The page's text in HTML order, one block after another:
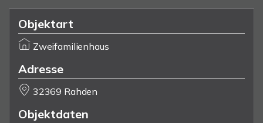
Objektart
Zweifamilienhaus
Adresse
32369 Rahden
Objektdaten